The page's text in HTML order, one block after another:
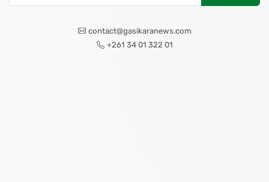
contact@gasikaranews.com
+261 34 01 322 01